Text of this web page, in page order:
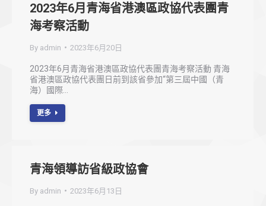
2023年6月青海省港澳區政協代表團青
海考察活動
By admin 2023年6月20日
2023年6月青海省港澳區政協代表團青海考察活動 青海
省港澳區政協代表團日前到該省參加“第三屆中國（青
海）國際…
更多
青海領導訪省級政協會
By admin 2023年6月13日